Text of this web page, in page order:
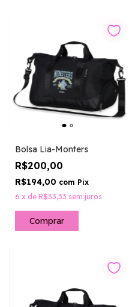
Bolsa Lia-Monters
R$200,00
R$194,00 com Pix
6 x de R$33,33 sem juros